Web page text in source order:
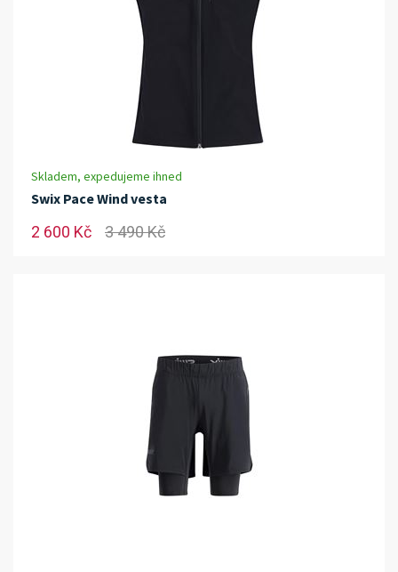
Skladem, expedujeme ihned
Swix Pace Wind vesta
2 600 Kč 3 490 Kč